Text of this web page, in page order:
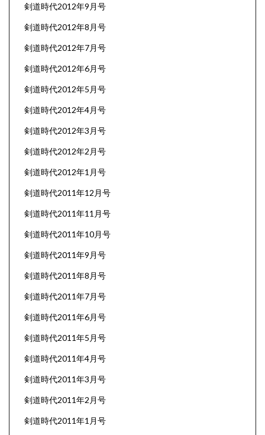
剣道時代2012年9月号
剣道時代2012年8月号
剣道時代2012年7月号
剣道時代2012年6月号
剣道時代2012年5月号
剣道時代2012年4月号
剣道時代2012年3月号
剣道時代2012年2月号
剣道時代2012年1月号
剣道時代2011年12月号
剣道時代2011年11月号
剣道時代2011年10月号
剣道時代2011年9月号
剣道時代2011年8月号
剣道時代2011年7月号
剣道時代2011年6月号
剣道時代2011年5月号
剣道時代2011年4月号
剣道時代2011年3月号
剣道時代2011年2月号
剣道時代2011年1月号